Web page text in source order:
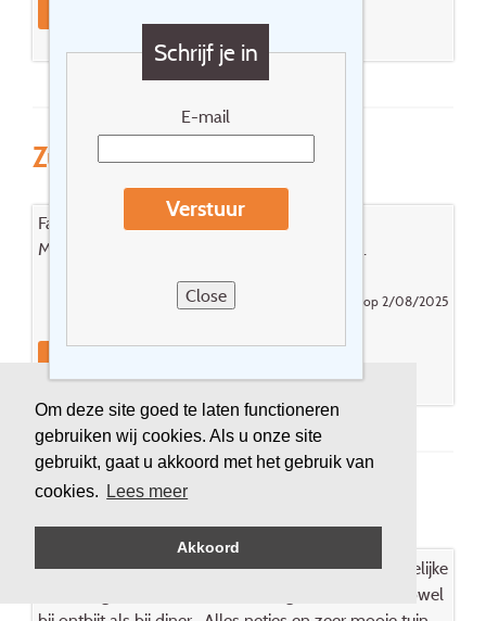
Om deze site goed te laten functioneren
gebruiken wij cookies. Als u onze site
gebruikt, gaat u akkoord met het gebruik van
cookies.
Lees meer
Akkoord
Schrijf je in
E-mail
Verstuur
Close
Zur Post Deudesfeld ***
Familiaal hotel. Vriendelijk personeel.
Mooie wandelingen vertrekkend vanuit hotel.
Gepost door Venneman Hans op 2/08/2025
Zur Post Deudesfeld ***
Heel leuk hotelletje voor korte periode . Zeer vriendelijke
bediening , niets is hen teveel , ,uitgebreide keuze zowel